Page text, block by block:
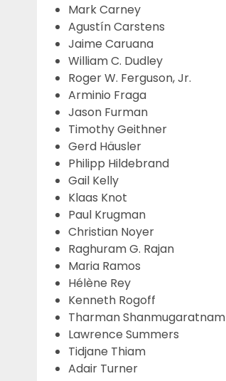
Mark Carney
Agustín Carstens
Jaime Caruana
William C. Dudley
Roger W. Ferguson, Jr.
Arminio Fraga
Jason Furman
Timothy Geithner
Gerd Häusler
Philipp Hildebrand
Gail Kelly
Klaas Knot
Paul Krugman
Christian Noyer
Raghuram G. Rajan
Maria Ramos
Hélène Rey
Kenneth Rogoff
Tharman Shanmugaratnam
Lawrence Summers
Tidjane Thiam
Adair Turner